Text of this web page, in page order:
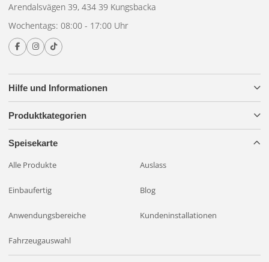
Hilfe und Informationen
Produktkategorien
Speisekarte
Alle Produkte Auslass
Einbaufertig Blog
Anwendungsbereiche Kundeninstallationen
Fahrzeugauswahl
Arendalsvägen 39, 434 39 Kungsbacka
Wochentags: 08:00 - 17:00 Uhr